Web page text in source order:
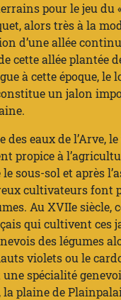
pour le jeu du
alors très à la
d’une allée
cette allée plantée
à cette époque, le
un jalon
des eaux de l’Arve,
propice à
sous-sol et après
cultivateurs font
Au XVIIe siècle,
qui cultivent ces
des légumes
violets ou le
spécialité
la plaine de